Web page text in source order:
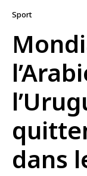
Sport
dans